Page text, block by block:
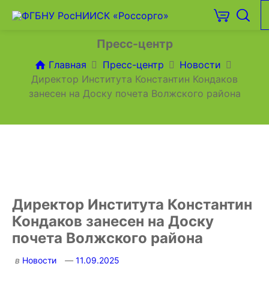
Пресс-центр
Главная Пресс-центр
Новости
Директор Института Константин Кондаков
занесен на Доску почета Волжского района
Директор Института Константин
Кондаков занесен на Доску
почета Волжского района
в Новости 11.09.2025